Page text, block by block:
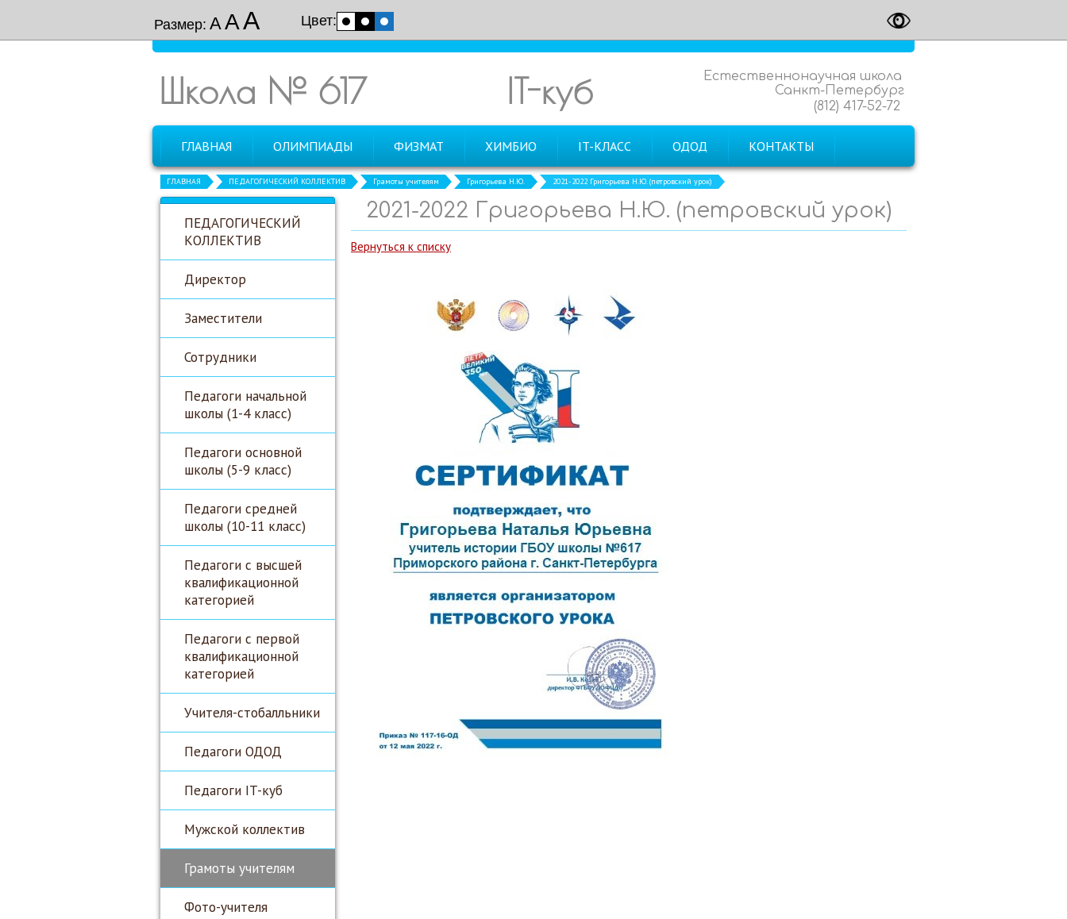
Размер: ААА Цвет:
Школа № 617
Естественнонаучная школа
Санкт-Петербург
(812) 417-52-72
IT-куб
ГЛАВНАЯ ОЛИМПИАДЫ ФИЗМАТ ХИМБИО IT-КЛАСС ОДОД КОНТАКТЫ
ГЛАВНАЯ ПЕДАГОГИЧЕСКИЙ КОЛЛЕКТИВ Грамоты учителям Григорьева Н.Ю. 2021-2022 Григорьева Н.Ю. (петровский урок)
ПЕДАГОГИЧЕСКИЙ
КОЛЛЕКТИВ
Директор
Заместители
Сотрудники
Педагоги начальной
школы (1-4 класс)
Педагоги основной
школы (5-9 класс)
Педагоги средней
школы (10-11 класс)
Педагоги с высшей
квалификационной
категорией
Педагоги с первой
квалификационной
категорией
Учителя-стобалльники
Педагоги ОДОД
Педагоги IT-куб
Мужской коллектив
Грамоты учителям
Фото-учителя
2021-2022 Григорьева Н.Ю. (петровский урок)
Вернуться к списку